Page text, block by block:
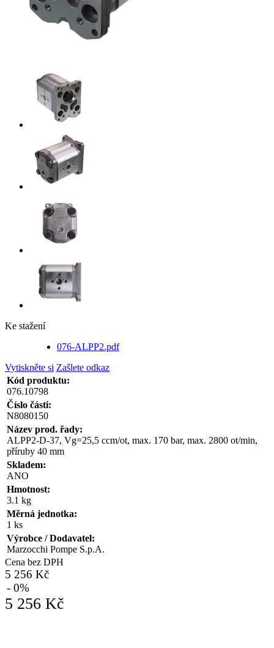
Ke stažení
076-ALPP2.pdf
Vytiskněte si Zašlete odkaz
Kód produktu:
076.10798
Číslo části:
N8080150
Název prod. řady:
ALPP2-D-37, Vg=25,5 ccm/ot, max. 170 bar, max. 2800 ot/min,
příruby 40 mm
Skladem:
ANO
Hmotnost:
3.1 kg
Měrná jednotka:
1 ks
Výrobce / Dodavatel:
Marzocchi Pompe S.p.A.
Cena bez DPH
5 256 Kč
- 0%
5 256 Kč